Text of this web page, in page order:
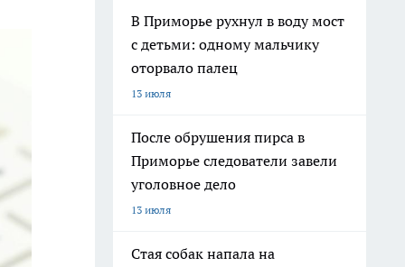
В Приморье рухнул в воду мост
с детьми: одному мальчику
оторвало палец
13 июля
После обрушения пирса в
Приморье следователи завели
уголовное дело
13 июля
Стая собак напала на